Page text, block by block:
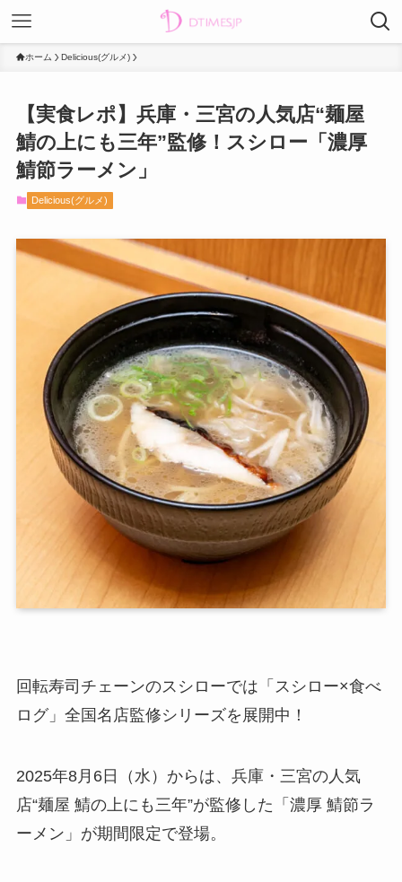
ホーム Delicious(グルメ)
【実食レポ】兵庫・三宮の人気店“麺屋
鯖の上にも三年”監修！スシロー「濃厚
鯖節ラーメン」
Delicious(グルメ)
回転寿司チェーンのスシローでは「スシロー×食べ
ログ」全国名店監修シリーズを展開中！
2025年8月6日（水）からは、兵庫・三宮の人気
店“麺屋 鯖の上にも三年”が監修した「濃厚 鯖節ラ
ーメン」が期間限定で登場。